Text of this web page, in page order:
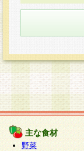
本フォ
○個人情
力いた
○個人情
個人情
情報管
が行わ
○開示対
主な食材
野菜